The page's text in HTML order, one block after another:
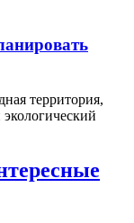
территория,